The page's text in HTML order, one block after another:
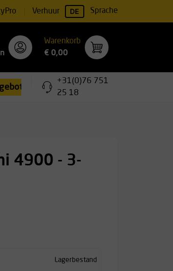
Verhuur DE Sprache
Warenkorb
€ 0,00
+31(0)76 751
25 18
4900 - 3-
Lagerbestand